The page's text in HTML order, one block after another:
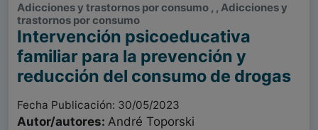
Adicciones y trastornos por consumo , , Adicciones y
trastornos por consumo
Intervención psicoeducativa
familiar para la prevención y
reducción del consumo de drogas
Fecha Publicación: 30/05/2023
Autor/autores: André Toporski